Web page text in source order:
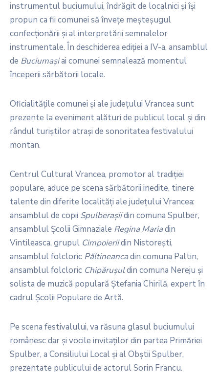
instrumentul buciumului, îndrăgit de localnici și își
propun ca fii comunei să învețe meșteșugul
confecționării și al interpretării semnalelor
instrumentale. În deschiderea ediției a IV-a, ansamblul
de Buciumașiai comunei semnalează momentul
începerii sărbătorii locale.
Oficialitățile comunei și ale județului Vrancea sunt
prezente la eveniment alături de publicul local și din
rândul turiștilor atrași de sonoritatea festivalului
montan.
Centrul Cultural Vrancea, promotor al tradiției
populare, aduce pe scena sărbătorii inedite, tinere
talente din diferite localități ale județului Vrancea:
ansamblul de copii Spulberașiidin comuna Spulber,
ansamblul Școlii Gimnaziale Regina Mariadin
Vintileasca, grupul Cimpoieriidin Nistorești,
ansamblul folcloric Păltineancadin comuna Paltin,
ansamblul folcloric Chipărușuldin comuna Nereju și
solista de muzică populară Ștefania Chirilă, expert în
cadrul Școlii Populare de Artă.
Pe scena festivalului, va răsuna glasul buciumului
românesc dar și vocile invitaților din partea Primăriei
Spulber, a Consiliului Local și al Obștii Spulber,
prezentate publicului de actorul Sorin Francu.